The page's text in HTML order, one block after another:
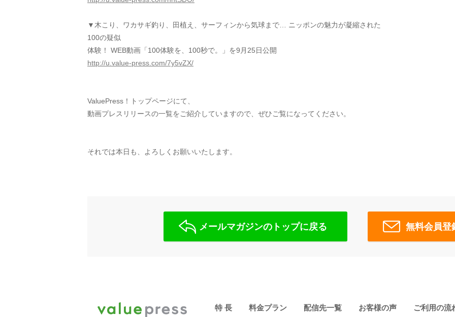
▼木こり、ワカサギ釣り、田植え、サーフィンから気球まで… ニッポンの魅力が凝縮された
100の疑似
体験！ WEB動画「100体験を、100秒で。」を9月25日公開
http://u.value-press.com/7y5vZX/
ValuePress！トップページにて、
動画プレスリリースの一覧をご紹介していますので、ぜひご覧になってください。
それでは本日も、よろしくお願いいたします。
メールマガジンのトップに戻る 無料会員登
特 長 料金プラン 配信先一覧 お客様の声 ご利用の流